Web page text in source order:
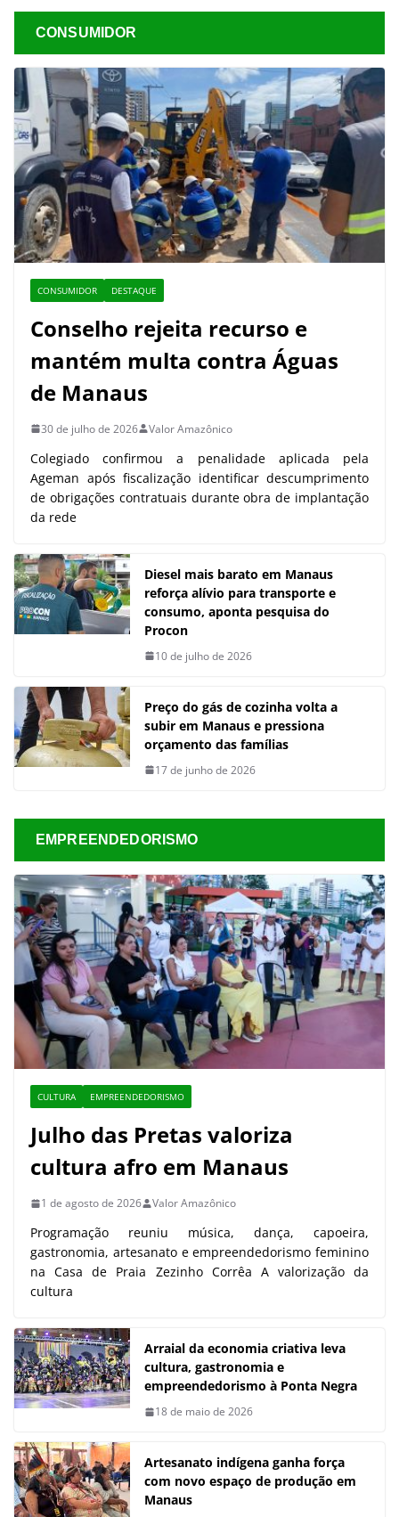
CONSUMIDOR
CONSUMIDOR DESTAQUE
Conselho rejeita recurso e
mantém multa contra Águas
de Manaus
30 de julho de 2026 Valor Amazônico
Colegiado confirmou a penalidade aplicada pela
Ageman após fiscalização identificar descumprimento
de obrigações contratuais durante obra de implantação
da rede
Diesel mais barato em Manaus
reforça alívio para transporte e
consumo, aponta pesquisa do
Procon
10 de julho de 2026
Preço do gás de cozinha volta a
subir em Manaus e pressiona
orçamento das famílias
17 de junho de 2026
EMPREENDEDORISMO
CULTURA EMPREENDEDORISMO
Julho das Pretas valoriza
cultura afro em Manaus
1 de agosto de 2026 Valor Amazônico
Programação reuniu música, dança, capoeira,
gastronomia, artesanato e empreendedorismo feminino
na Casa de Praia Zezinho Corrêa A valorização da
cultura
Arraial da economia criativa leva
cultura, gastronomia e
empreendedorismo à Ponta Negra
18 de maio de 2026
Artesanato indígena ganha força
com novo espaço de produção em
Manaus